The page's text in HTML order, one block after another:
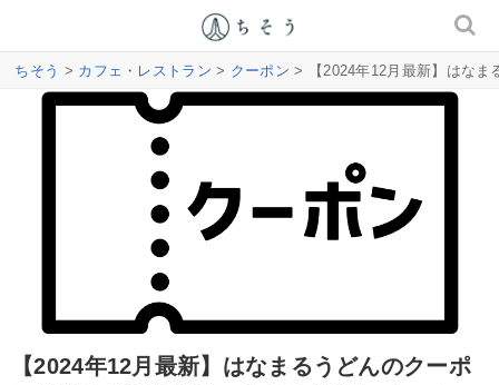
ちそう > カフェ・レストラン > クーポン > 【2024年12月最新】はなま
【2024年12月最新】はなまるうどんのクーポ